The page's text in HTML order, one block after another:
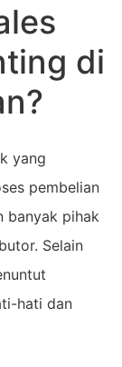
di
yang
pembelian
banyak pihak
Selain
hati dan